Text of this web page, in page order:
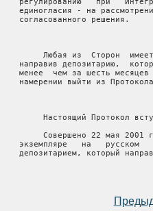
единогласия - на
согласованного решения.
Любая из  Сторон
направив депозитарию,
менее  чем за шесть месяцев
намерении выйти из
Настоящий Протокол
Совершено 22 мая 2001
экземпляре   на   русском
депозитарием, который